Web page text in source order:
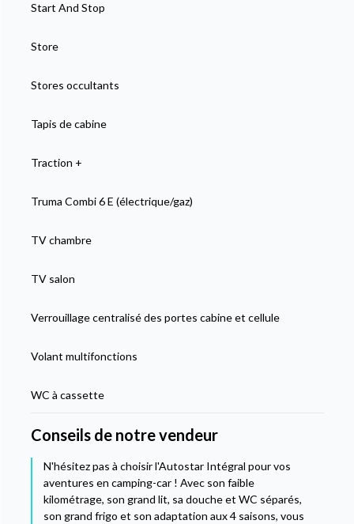
Start And Stop
Store
Stores occultants
Tapis de cabine
Traction +
Truma Combi 6 E (électrique/gaz)
TV chambre
TV salon
Verrouillage centralisé des portes cabine et cellule
Volant multifonctions
WC à cassette
Conseils de notre vendeur
N'hésitez pas à choisir l'Autostar Intégral pour vos
aventures en camping-car ! Avec son faible
kilométrage, son grand lit, sa douche et WC séparés,
son grand frigo et son adaptation aux 4 saisons, vous